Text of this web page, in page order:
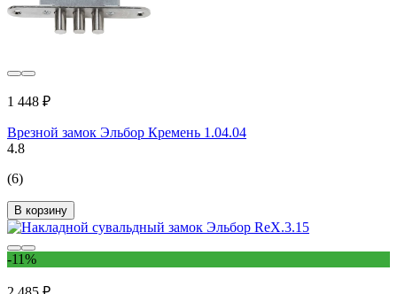
1 448 ₽
Врезной замок Эльбор Кремень 1.04.04
4.8
(6)
В корзину
-11%